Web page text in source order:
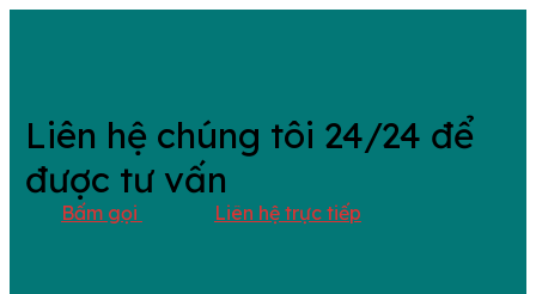
Liên hệ chúng tôi 24/24 để
được tư vấn
Bấm gọi Liên hệ trực tiếp